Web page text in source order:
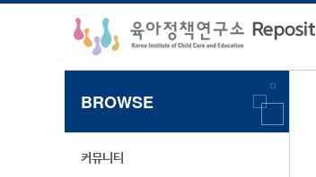
BROWSE
커뮤니티